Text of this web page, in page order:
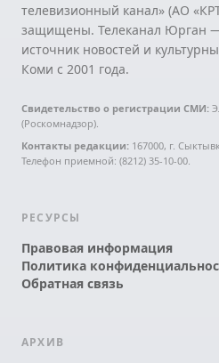
телевизионный канал» (АО
защищены. Телеканал Юрган
источник новостей и
Коми с 2001 года.
Свидетельство о регистрации СМИ:
(Роскомнадзор).
Контакты редакции: 167000, г.
Телефон приемной: (8212) 35-10-00.
РЕСУРСЫ
Правовая информация
Политика
Обратная связь
АРХИВ